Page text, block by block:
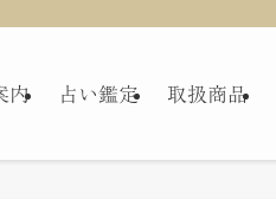
内 占い鑑定 取扱商品